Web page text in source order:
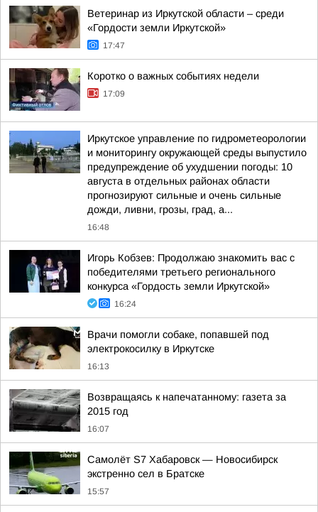
Ветеринар из Иркутской области – среди
«Гордости земли Иркутской»
17:47
Коротко о важных событиях недели
17:09
Иркутское управление по гидрометеорологии
и мониторингу окружающей среды выпустило
предупреждение об ухудшении погоды: 10
августа в отдельных районах области
прогнозируют сильные и очень сильные
дожди, ливни, грозы, град, а...
16:48
Игорь Кобзев: Продолжаю знакомить вас с
победителями третьего регионального
конкурса «Гордость земли Иркутской»
16:24
Врачи помогли собаке, попавшей под
электрокосилку в Иркутске
16:13
Возвращаясь к напечатанному: газета за
2015 год
16:07
Самолёт S7 Хабаровск — Новосибирск
экстренно сел в Братске
15:57